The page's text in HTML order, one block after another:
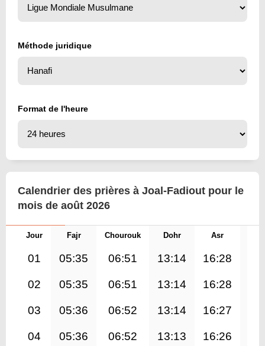
Méthode juridique
Format de l'heure
Calendrier des prières à Joal-Fadiout pour le
mois de août 2026
Jour Fajr Chourouk Dohr Asr
01 05:35 06:51 13:14 16:28
02 05:35 06:51 13:14 16:28
03 05:36 06:52 13:14 16:27
04 05:36 06:52 13:13 16:26